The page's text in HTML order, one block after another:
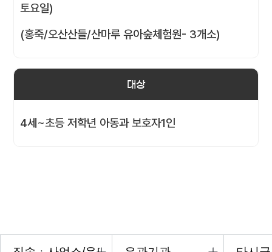
토요일)
(홍죽/오산산들/산마루 유아숲체험원- 3개소)
대상
4세~초등 저학년 아동과 보호자1인